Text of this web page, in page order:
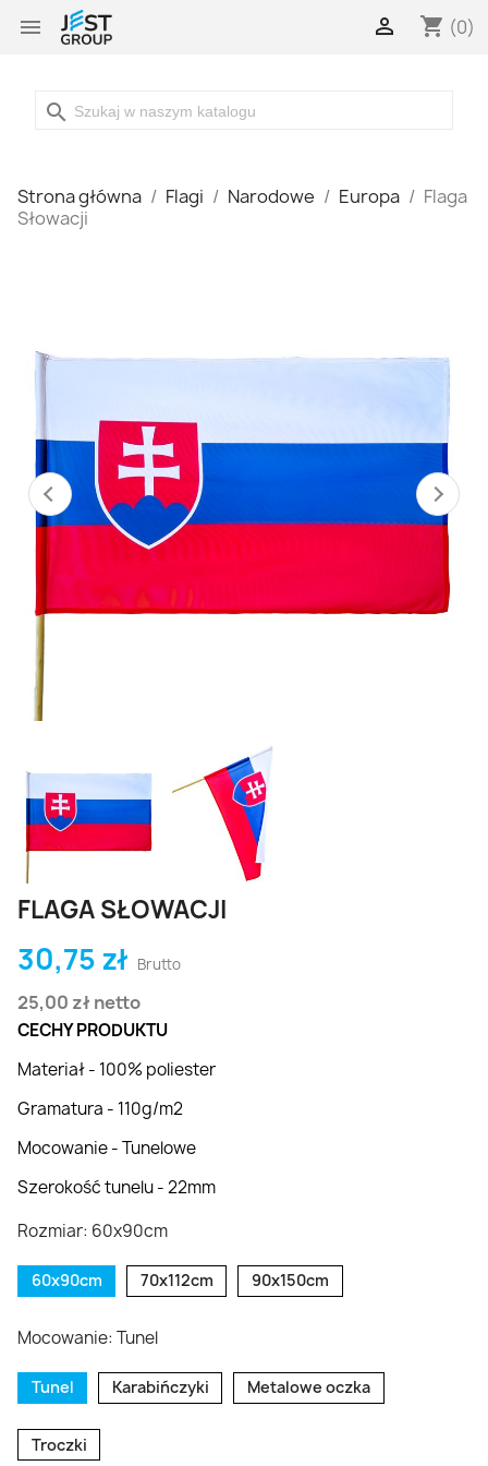
 shopping_cart (0)

search
Strona główna Flagi Narodowe Europa
Flaga
Słowacji
FLAGA SŁOWACJI
30,75 zł Brutto
25,00 zł netto
CECHY PRODUKTU
Materiał - 100% poliester
Gramatura - 110g/m2
Mocowanie - Tunelowe
Szerokość tunelu - 22mm
Rozmiar: 60x90cm
60x90cm 70x112cm 90x150cm
Mocowanie: Tunel
Tunel Karabińczyki Metalowe oczka
Troczki